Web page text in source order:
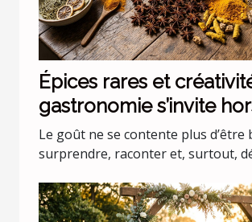
Épices rares et
gastronomie s’invite
codes
Le goût ne se contente plus d’être
surprendre, raconter et, surtout,